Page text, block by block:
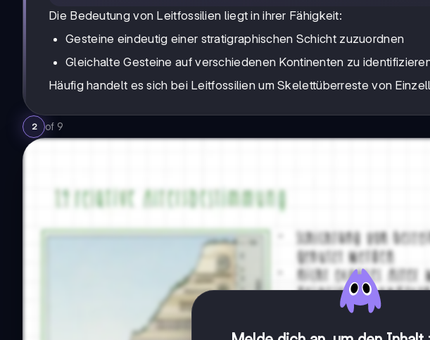
Die Bedeutung von Leitfossilien liegt in ihrer Fähigkeit:
Gesteine eindeutig einer stratigraphischen Schicht zuzuordnen
Gleichalte Gesteine auf verschiedenen Kontinenten zu
Häufig handelt es sich bei Leitfossilien um Skelettüberreste von
2 of 9